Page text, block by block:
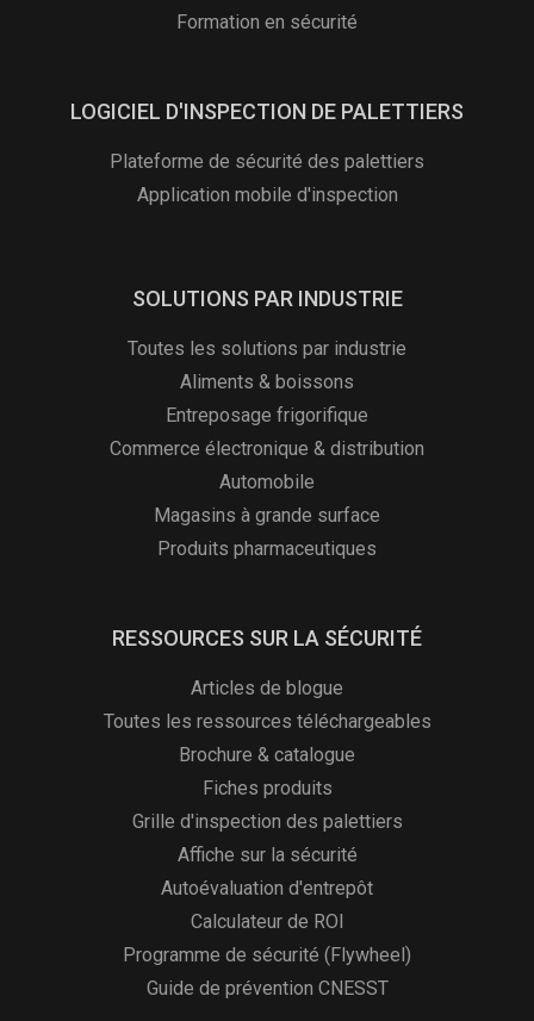
Formation en sécurité
LOGICIEL D'INSPECTION DE PALETTIERS
Plateforme de sécurité des palettiers
Application mobile d'inspection
SOLUTIONS PAR INDUSTRIE
Toutes les solutions par industrie
Aliments & boissons
Entreposage frigorifique
Commerce électronique & distribution
Automobile
Magasins à grande surface
Produits pharmaceutiques
RESSOURCES SUR LA SÉCURITÉ
Articles de blogue
Toutes les ressources téléchargeables
Brochure & catalogue
Fiches produits
Grille d'inspection des palettiers
Affiche sur la sécurité
Autoévaluation d'entrepôt
Calculateur de ROI
Programme de sécurité (Flywheel)
Guide de prévention CNESST